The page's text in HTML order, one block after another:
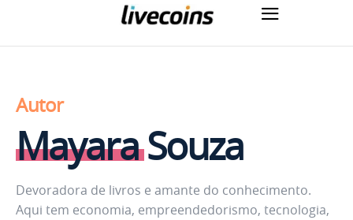
Autor
Mayara Souza
Devoradora de livros e amante do conhecimento.
Aqui tem economia, empreendedorismo, tecnologia,